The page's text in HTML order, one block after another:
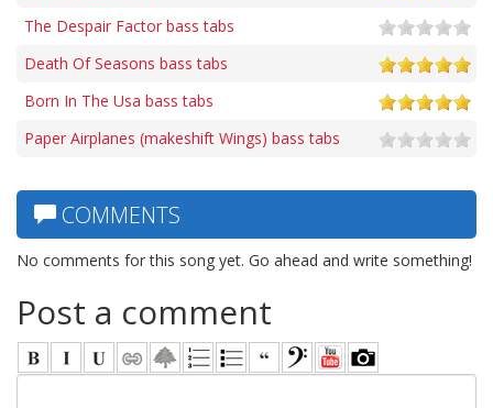
The Despair Factor bass tabs
Death Of Seasons bass tabs
Born In The Usa bass tabs
Paper Airplanes (makeshift Wings) bass tabs
COMMENTS
No comments for this song yet. Go ahead and write something!
Post a comment